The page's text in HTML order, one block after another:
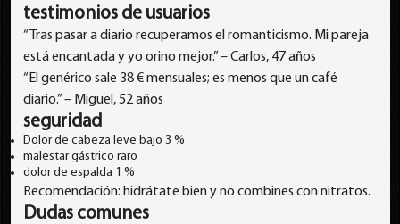
testimonios de usuarios
“Tras pasar a diario recuperamos el romanticismo. Mi pareja
está encantada y yo orino mejor.” – Carlos, 47 años
“El genérico sale 38 € mensuales; es menos que un café
diario.” – Miguel, 52 años
seguridad
Dolor de cabeza leve bajo 3 %
malestar gástrico raro
dolor de espalda 1 %
Recomendación: hidrátate bien y no combines con nitratos.
Dudas comunes